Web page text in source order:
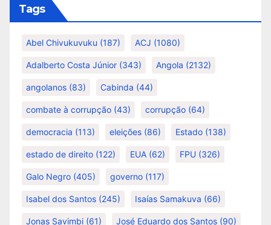
Tags
Abel Chivukuvuku (187) ACJ (1080)
Adalberto Costa Júnior (343) Angola (2132)
angolanos (83) Cabinda (44)
combate à corrupção (43) corrupção (64)
democracia (113) eleições (86) Estado (138)
estado de direito (122) EUA (62) FPU (326)
Galo Negro (405) governo (117)
Isabel dos Santos (245) Isaías Samakuva (66)
Jonas Savimbi (61) José Eduardo dos Santos (90)